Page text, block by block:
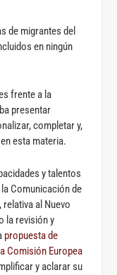
de migrantes del
en ningún
frente a la
presentar
completar y,
esta materia.
y talentos
Comunicación de
relativa al Nuevo
la revisión y
propuesta de
Comisión Europea
y aclarar su